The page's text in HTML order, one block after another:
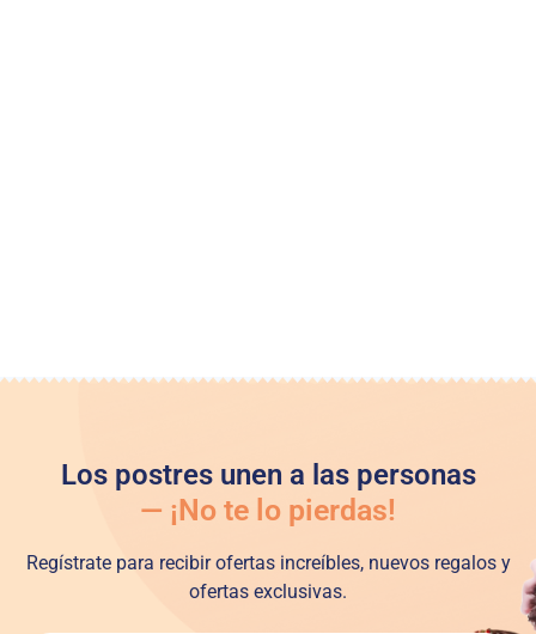
Los postres unen a las personas
— ¡No te lo pierdas!
Regístrate para recibir ofertas increíbles, nuevos regalos y
ofertas exclusivas.